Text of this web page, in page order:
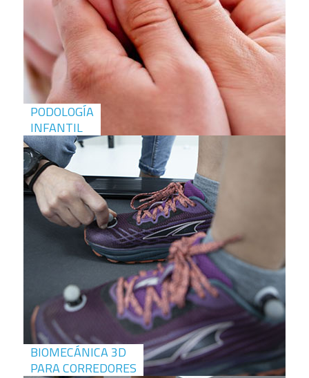
PODOLOGÍA
INFANTIL
BIOMECÁNICA 3D
PARA CORREDORES